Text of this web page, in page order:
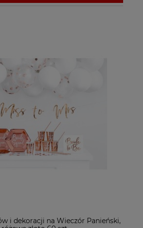
i dekoracji na Wieczór Panieński,